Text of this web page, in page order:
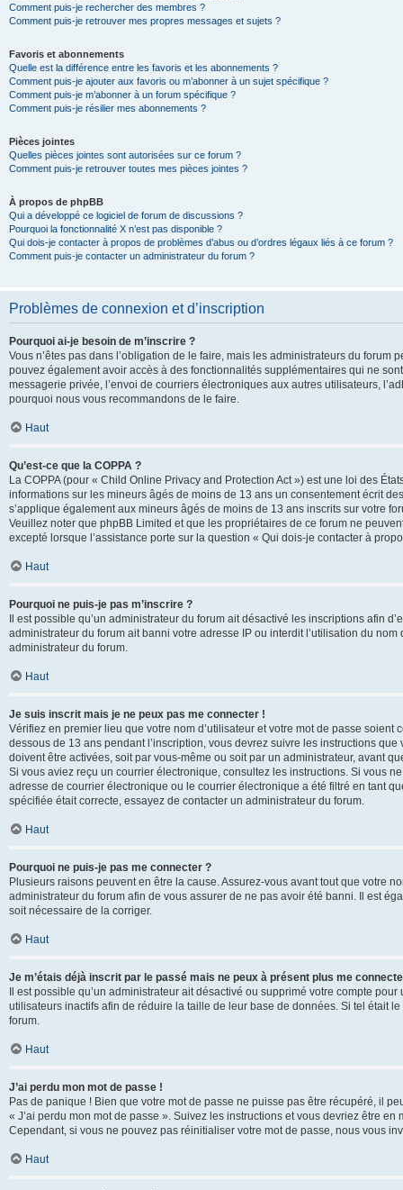
Comment puis-je rechercher des membres ?
Comment puis-je retrouver mes propres messages et sujets ?
Favoris et abonnements
Quelle est la différence entre les favoris et les abonnements ?
Comment puis-je ajouter aux favoris ou m’abonner à un sujet spécifique ?
Comment puis-je m’abonner à un forum spécifique ?
Comment puis-je résilier mes abonnements ?
Pièces jointes
Quelles pièces jointes sont autorisées sur ce forum ?
Comment puis-je retrouver toutes mes pièces jointes ?
À propos de phpBB
Qui a développé ce logiciel de forum de discussions ?
Pourquoi la fonctionnalité X n’est pas disponible ?
Qui dois-je contacter à propos de problèmes d’abus ou d’ordres légaux liés à ce forum ?
Comment puis-je contacter un administrateur du forum ?
Problèmes de connexion et d’inscription
Pourquoi ai-je besoin de m’inscrire ?
Vous n’êtes pas dans l’obligation de le faire, mais les administrateurs du
pouvez également avoir accès à des fonctionnalités supplémentaires qui ne
messagerie privée, l’envoi de courriers électroniques aux autres utilisateurs,
pourquoi nous vous recommandons de le faire.
Haut
Qu’est-ce que la COPPA ?
La COPPA (pour « Child Online Privacy and Protection Act ») est une loi des
informations sur les mineurs âgés de moins de 13 ans un consentement écrit
s’applique également aux mineurs âgés de moins de 13 ans inscrits sur votre
Veuillez noter que phpBB Limited et que les propriétaires de ce forum ne
excepté lorsque l’assistance porte sur la question « Qui dois-je contacter à
Haut
Pourquoi ne puis-je pas m’inscrire ?
Il est possible qu’un administrateur du forum ait désactivé les inscriptions afin
administrateur du forum ait banni votre adresse IP ou interdit l’utilisation du
administrateur du forum.
Haut
Je suis inscrit mais je ne peux pas me connecter !
Vérifiez en premier lieu que votre nom d’utilisateur et votre mot de passe
dessous de 13 ans pendant l’inscription, vous devrez suivre les instructions
doivent être activées, soit par vous-même ou soit par un administrateur, avant
Si vous aviez reçu un courrier électronique, consultez les instructions. Si vous
adresse de courrier électronique ou le courrier électronique a été filtré en tant
spécifiée était correcte, essayez de contacter un administrateur du forum.
Haut
Pourquoi ne puis-je pas me connecter ?
Plusieurs raisons peuvent en être la cause. Assurez-vous avant tout que votre
administrateur du forum afin de vous assurer de ne pas avoir été banni. Il est
soit nécessaire de la corriger.
Haut
Je m’étais déjà inscrit par le passé mais ne peux à présent plus me
Il est possible qu’un administrateur ait désactivé ou supprimé votre compte
utilisateurs inactifs afin de réduire la taille de leur base de données. Si tel était
forum.
Haut
J’ai perdu mon mot de passe !
Pas de panique ! Bien que votre mot de passe ne puisse pas être récupéré, il
« J’ai perdu mon mot de passe ». Suivez les instructions et vous devriez être
Cependant, si vous ne pouvez pas réinitialiser votre mot de passe, nous vous
Haut